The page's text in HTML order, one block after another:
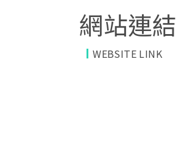
網站連結
WEBSITE LINK